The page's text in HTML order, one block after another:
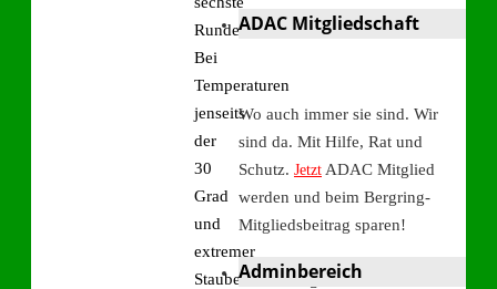
Runde.
Bei
Temperaturen
jenseits
der
30
Grad
und
extremer
Staubentwicklung
ADAC Mitgliedschaft
Wo auch immer sie sind. Wir
sind da. Mit Hilfe, Rat und
Schutz. Jetzt ADAC Mitglied
werden und beim Bergring-
Mitgliedsbeitrag sparen!
Adminbereich